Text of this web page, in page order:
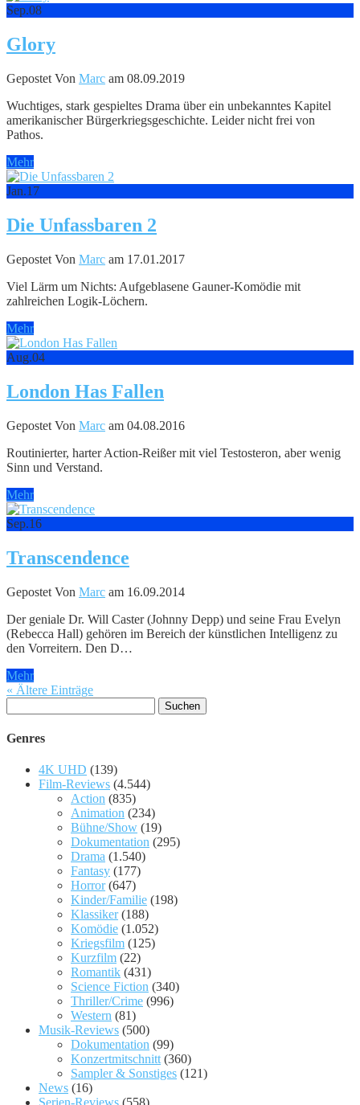
Sep.08
Glory
Gepostet Von Marc am 08.09.2019
Wuchtiges, stark gespieltes Drama über ein unbekanntes Kapitel
amerikanischer Bürgerkriegsgeschichte. Leider nicht frei von
Pathos.
Mehr
Jan.17
Die Unfassbaren 2
Gepostet Von Marc am 17.01.2017
Viel Lärm um Nichts: Aufgeblasene Gauner-Komödie mit
zahlreichen Logik-Löchern.
Mehr
Aug.04
London Has Fallen
Gepostet Von Marc am 04.08.2016
Routinierter, harter Action-Reißer mit viel Testosteron, aber wenig
Sinn und Verstand.
Mehr
Sep.16
Transcendence
Gepostet Von Marc am 16.09.2014
Der geniale Dr. Will Caster (Johnny Depp) und seine Frau Evelyn
(Rebecca Hall) gehören im Bereich der künstlichen Intelligenz zu
den Vorreitern. Den D…
Mehr
« Ältere Einträge
nach:
Genres
4K UHD (139)
Film-Reviews (4.544)
Action (835)
Animation (234)
Bühne/Show (19)
Dokumentation (295)
Drama (1.540)
Fantasy (177)
Horror(647)
Kinder/Familie (198)
Klassiker(188)
Komödie (1.052)
Kriegsfilm (125)
Kurzfilm (22)
Romantik (431)
Science Fiction (340)
Thriller/Crime (996)
Western (81)
Musik-Reviews (500)
Dokumentation (99)
Konzertmitschnitt (360)
Sampler & Sonstiges (121)
News (16)
Serien-Reviews (558)